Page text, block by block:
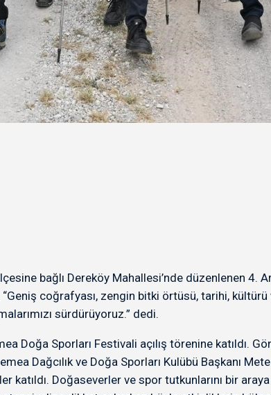
bağlı Dereköy Mahallesi’nde düzenlenen 4.
coğrafyası, zengin bitki örtüsü, tarihi,
sürdürüyoruz.” dedi.
Doğa Sporları Festivali açılış törenine katıldı.
Dağcılık ve Doğa Sporları Kulübü Başkanı
katıldı. Doğaseverler ve spor tutkunlarını bir